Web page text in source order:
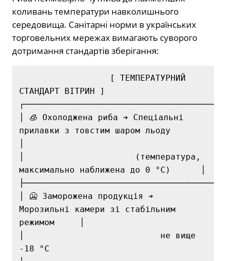
коливань температури навколишнього
середовища. Санітарні норми в українських
торговельних мережах вимагають суворого
дотримання стандартів зберігання:
СТАНДАРТ ВІТРИН ]
│ 🧊 Охолоджена риба ➔ Спеціальні
прилавки з товстим шаром льоду
│                      (температура,
максимально наближена до 0 °C)      │
│ 🥶 Заморожена продукція ➔
Морозильні камери зі стабільним
режимом     │
│                           не вище
-18 °C